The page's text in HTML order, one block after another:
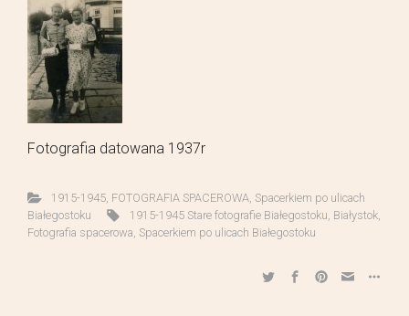
Fotografia datowana 1937r
1915-1945, FOTOGRAFIA SPACEROWA Spacerkiem po ulicach
Białegostoku
1915-1945 Stare fotografie Białegostoku Białystok,
Fotografia spacerowa Spacerkiem po ulicach Białegostoku